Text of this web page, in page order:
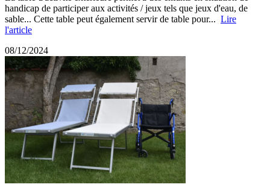
handicap de participer aux activités / jeux tels que jeux d'eau, de
sable... Cette table peut également servir de table pour... Lire
l'article
08/12/2024